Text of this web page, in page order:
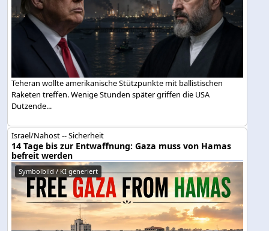
Teheran wollte amerikanische Stützpunkte mit ballistischen
Raketen treffen. Wenige Stunden später griffen die USA
Dutzende...
Israel/Nahost -- Sicherheit
14 Tage bis zur Entwaffnung: Gaza muss von Hamas
befreit werden
Symbolbild / KI generiert